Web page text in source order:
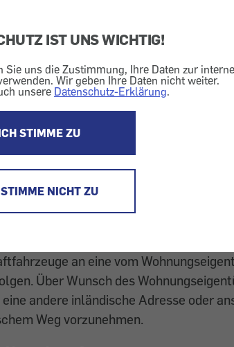
IST UNS WICHTIG!
Sie uns die Zustimmung, Ihre Daten zur
Wir geben Ihre Daten nicht weiter.
unsere Datenschutz-Erklärung.
STIMME ZU
NICHT ZU
+ Energie Wohnung
und Wohnungseigen­tümerinnen
Ihnen, worauf es dabei
Legung der Jahresabrechnung?
Monaten nach Ablauf der
auch die
Juni des Folgejahres zu legen ist.
zugestellt werden?
die Adresse des
an eine vom
Über Wunsch des
andere inländische Adresse oder
Weg vorzunehmen.